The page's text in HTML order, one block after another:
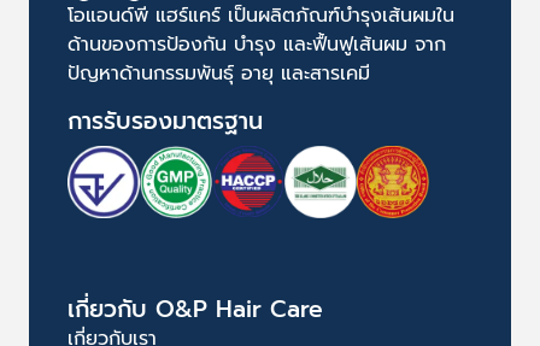
โอแอนด์พี แฮร์แคร์ เป็นผลิตภัณฑ์บำรุงเส้นผมใน
ด้านของการป้องกัน บำรุง และฟื้นฟูเส้นผม จาก
ปัญหาด้านกรรมพันธุ์ อายุ และสารเคมี
การรับรองมาตรฐาน
เกี่ยวกับ O&P Hair Care
เกี่ยวกับเรา